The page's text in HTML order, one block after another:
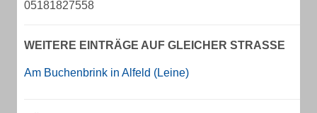
05181827558
WEITERE EINTRÄGE AUF GLEICHER STRASSE
Am Buchenbrink in Alfeld (Leine)